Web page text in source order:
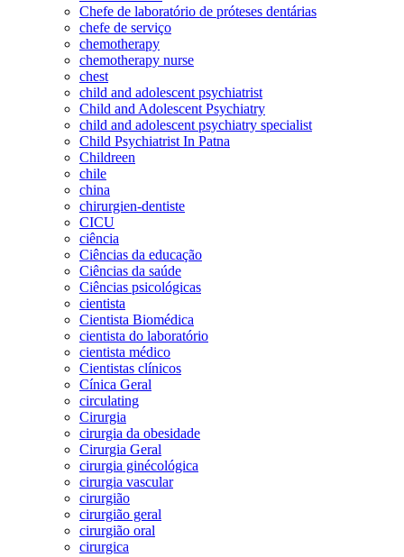
Chefe de laboratório de próteses dentárias
chefe de serviço
chemotherapy
chemotherapy nurse
chest
child and adolescent psychiatrist
Child and Adolescent Psychiatry
child and adolescent psychiatry specialist
Child Psychiatrist In Patna
Childreen
chile
china
chirurgien-dentiste
CICU
ciência
Ciências da educação
Ciências da saúde
Ciências psicológicas
cientista
Cientista Biomédica
cientista do laboratório
cientista médico
Cientistas clínicos
Cínica Geral
circulating
Cirurgia
cirurgia da obesidade
Cirurgia Geral
cirurgia ginécológica
cirurgia vascular
cirurgião
cirurgião geral
cirurgião oral
cirurgica